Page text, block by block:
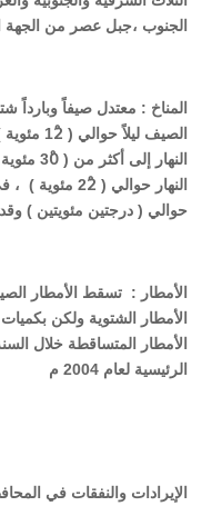
الجنوب ،جبل عصر من الجهة
المناخ : معتدل صيفاً وبارداً
الصيف ليلاً حوالي ( 12ْ
النهار
النهار حوالي ( 22ْ مئوية
) ،
حوالي ( درجتين مئويتين ) وقد تهبط
الأمطار : تسقط الأمطار
الأمطار الشتوية ولكن
الأمطار المتساقطة خلال
الرئيسية لعام 2004 م
الإيرادات والنفقات في